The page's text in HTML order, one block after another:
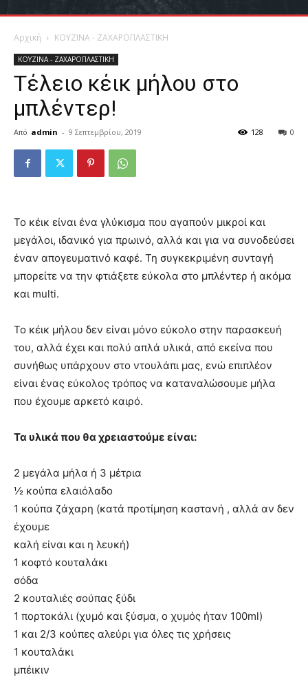
Αρχική ΚΟΥΖΙΝΑ - ΖΑΧΑΡΟΠΛΑΣΤΙΚΗ
ΚΟΥΖΙΝΑ - ΖΑΧΑΡΟΠΛΑΣΤΙΚΗ
Τέλειο κέικ μήλου στο
μπλέντερ!
Από admin - 9 Σεπτεμβρίου, 2019 0
128
Το κέικ είναι ένα γλύκισμα που αγαπούν μικροί και
μεγάλοι, ιδανικό για πρωινό, αλλά και για να συνοδεύσει
έναν απογευματινό καφέ. Τη συγκεκριμένη συνταγή
μπορείτε να την φτιάξετε εύκολα στο μπλέντερ ή ακόμα
και multi.
Το κέικ μήλου δεν είναι μόνο εύκολο στην παρασκευή
του, αλλά έχει και πολύ απλά υλικά, από εκείνα που
συνήθως υπάρχουν στο ντουλάπι μας, ενώ επιπλέον
είναι ένας εύκολος τρόπος να καταναλώσουμε μήλα
που έχουμε αρκετό καιρό.
Τα υλικά που θα χρειαστούμε είναι:
2 μεγάλα μήλα ή 3 μέτρια
½ κούπα ελαιόλαδο
1 κούπα ζάχαρη (κατά προτίμηση καστανή , αλλά αν δεν
έχουμε
καλή είναι και η λευκή)
1 κοφτό κουταλάκι
σόδα
2 κουταλιές σούπας ξύδι
1 πορτοκάλι (χυμό και ξύσμα, ο χυμός ήταν 100ml)
1 και 2/3 κούπες αλεύρι για όλες τις χρήσεις
1 κουταλάκι
μπέικιν